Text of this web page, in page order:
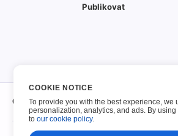
Publikovat
O
COOKIE NOTICE
To provide you with the best experience, we
personalization, analytics, and ads. By
toour cookie policy.